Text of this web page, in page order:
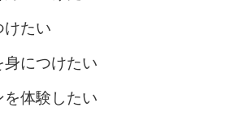
けたい
身につけたい
を体験したい